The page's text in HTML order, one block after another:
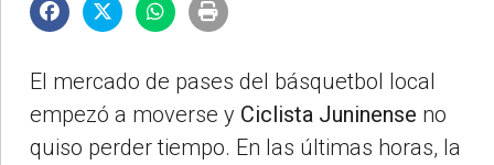
El mercado de pases del básquetbol local
empezó a moverse y Ciclista Juninense no
quiso perder tiempo. En las últimas horas, la